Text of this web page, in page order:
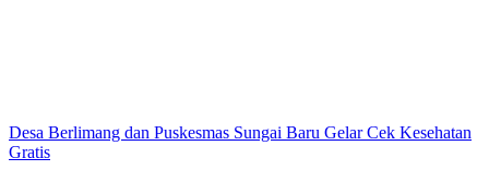
Desa Berlimang dan Puskesmas Sungai Baru Gelar Cek Kesehatan
Gratis